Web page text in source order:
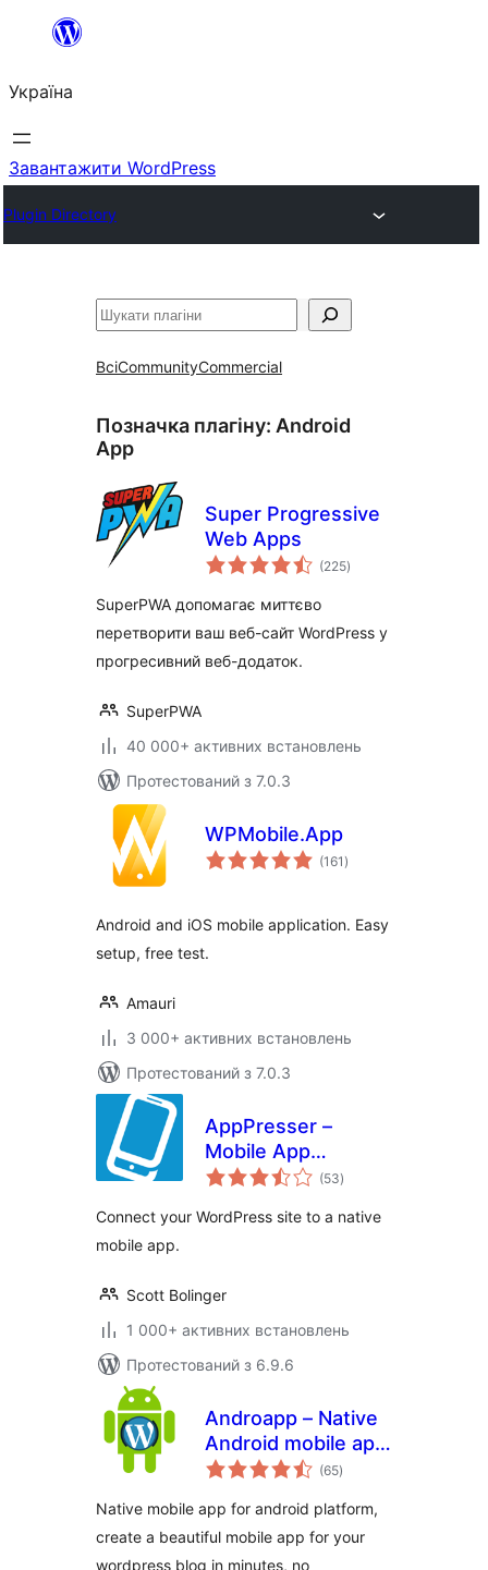
Перейти
вмісту
Україна
Завантажити WordPress
Plugin Directory
Пошук
ВсіCommunityCommercial
Позначка плагіну: Android
App
Super Progressive
Web Apps
(225загальний
рейтинг
)
SuperPWA допомагає миттєво
перетворити ваш веб-сайт WordPress у
прогресивний веб-додаток.
SuperPWA
40 000+ активних встановлень
Протестований з 7.0.3
WPMobile.App
(161 загальний
рейтинг
)
Android and iOS mobile application. Easy
setup, free test.
Amauri
3 000+ активних встановлень
Протестований з 7.0.3
AppPresser –
Mobile App
Framework (53загальний
рейтинг
)
Connect your WordPress site to a native
mobile app.
Scott Bolinger
1 000+ активних встановлень
Протестований з 6.9.6
Androapp – Native
Android mobile app
for wordpress site
(65загальний
рейтинг
)
Native mobile app for android platform,
create a beautiful mobile app for your
wordpress blog in minutes, no